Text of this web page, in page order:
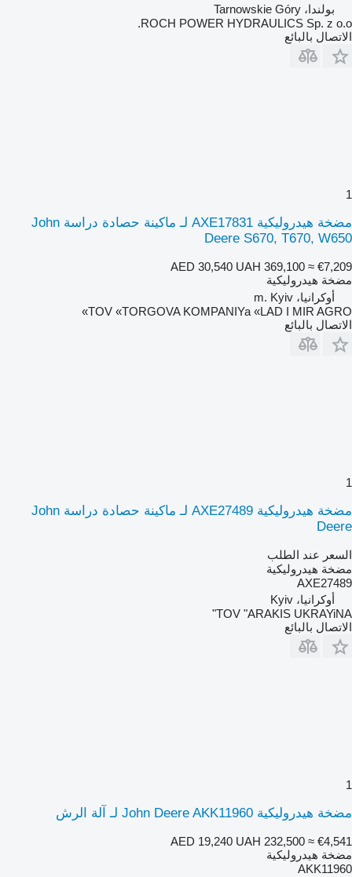
بولندا، Tarnowskie Góry
ROCH POWER HYDRAULICS Sp. z o.o.
الاتصال بالبائع
1
مضخة هيدروليكية AXE17831 لـ ماكينة حصادة دراسة John
Deere S670, T670, W650
AED 30,540 UAH 369,100 ≈ €7,209
مضخة هيدروليكية
أوكرانيا، m. Kyiv
TOV «TORGOVA KOMPANIYa «LAD I MIR AGRO»
الاتصال بالبائع
1
مضخة هيدروليكية AXE27489 لـ ماكينة حصادة دراسة John
Deere
السعر عند الطلب
مضخة هيدروليكية
AXE27489
أوكرانيا، Kyiv
TOV "ARAKIS UKRAYiNA"
الاتصال بالبائع
1
مضخة هيدروليكية John Deere AKK11960 لـ آلة الرش
AED 19,240 UAH 232,500 ≈ €4,541
مضخة هيدروليكية
AKK11960